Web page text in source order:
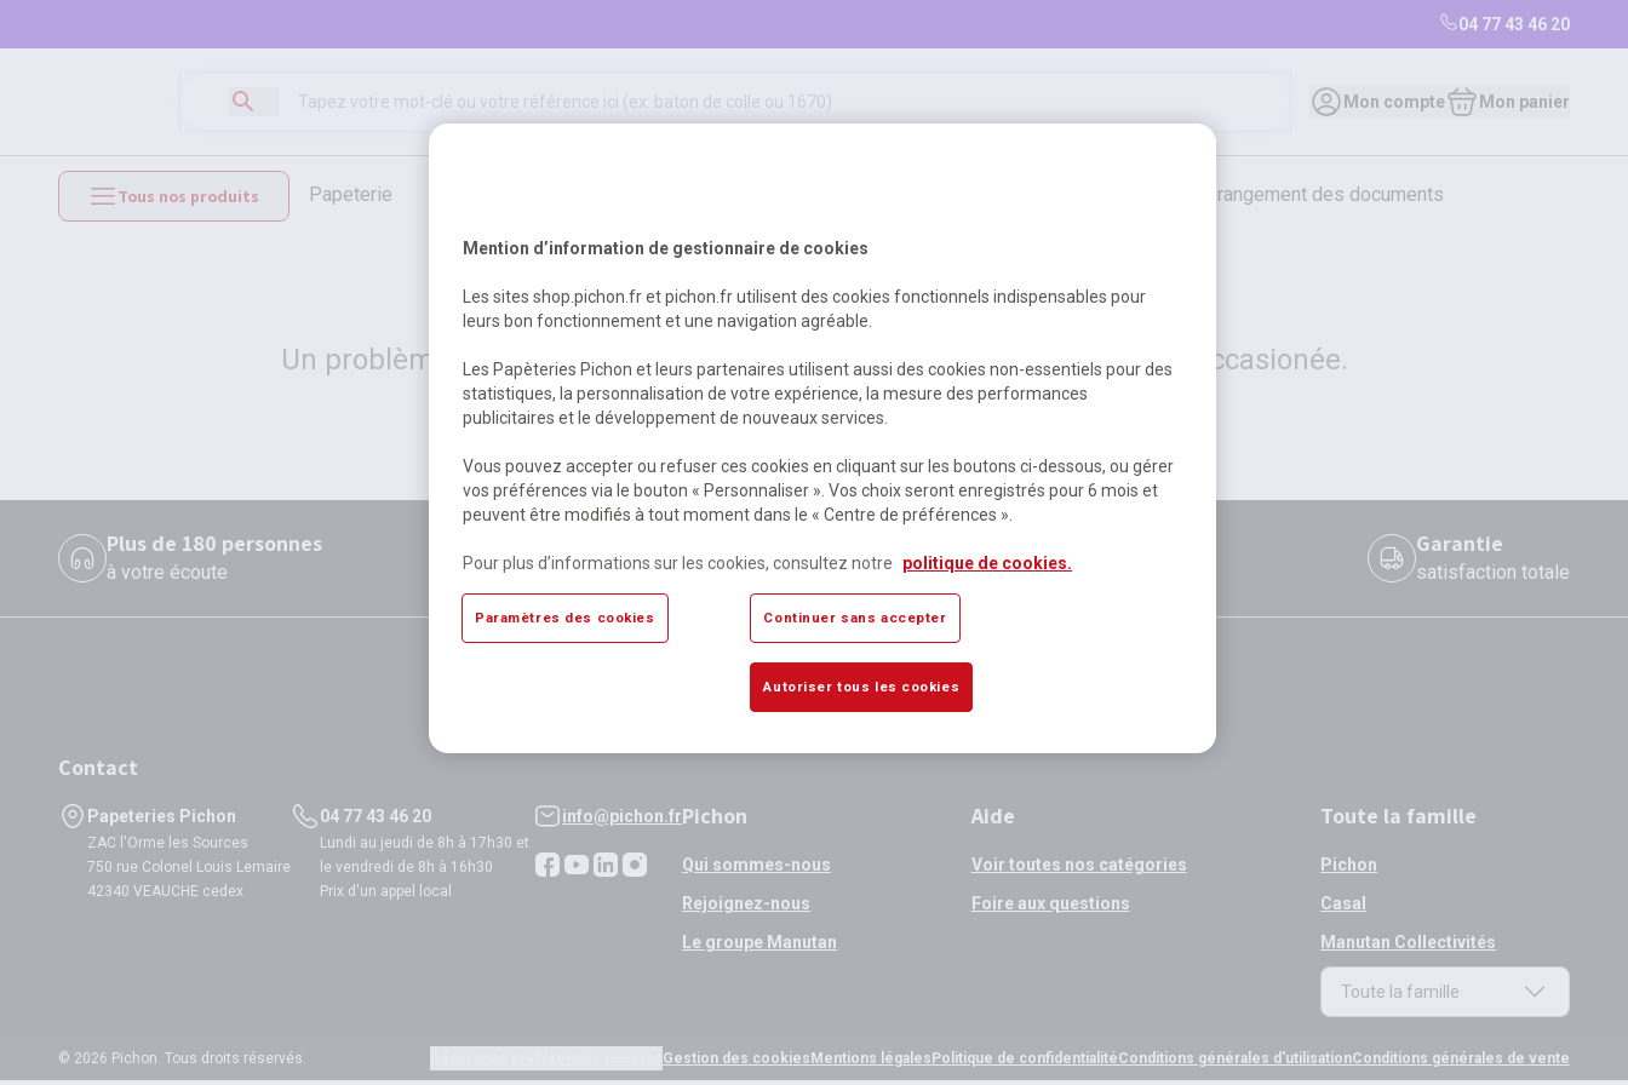
04 77 43 46 20
Mon compte Mon panier
Tous nos produits papeterie bureautique et rangement des documents
mobilier et équipements hygiène, sécurité, 1er secours outils, travaux & entretien
500
Erreur Serveur...
Un problème serveur est survenu. Veuillez nous excuser pour la gêne occasionée.
Retour Retour à l'accueil
Plus de 180 personnes
à votre écoute disponibles si validation avant 12h
Garantie
satisfaction totale
Contact
Papeteries Pichon
ZAC l'Orme les Sources
750 rue Colonel Louis Lemaire
42340 VEAUCHE cedex
04 77 43 46 20
Lundi au jeudi de 8h à 17h30 et
le vendredi de 8h à 16h30
Prix d'un appel local
info@pichon.frPichon
Qui sommes-nous
Rejoignez-nous
Le groupe Manutan
Aide
Voir toutes nos catégories
Foire aux questions
Toute la famille
Pichon
Casal
Manutan Collectivités
Toute la famille
© 2026 Pichon. Tous droits réservés. Gestion des cookies Mentions légales Politique de confidentialitéConditions générales d'utilisationConditions générales de vente
Mention d’information de gestionnaire de cookies
Les sites shop.pichon.fr et pichon.fr utilisent des cookies fonctionnels indispensables pour
leurs bon fonctionnement et une navigation agréable.
Les Papèteries Pichon et leurs partenaires utilisent aussi des cookies non-essentiels pour des
statistiques, la personnalisation de votre expérience, la mesure des performances
publicitaires et le développement de nouveaux services.
Vous pouvez accepter ou refuser ces cookies en cliquant sur les boutons ci-dessous, ou gérer
vos préférences via le bouton « Personnaliser ». Vos choix seront enregistrés pour 6 mois et
peuvent être modifiés à tout moment dans le « Centre de préférences ».
Pour plus d’informations sur les cookies, consultez notre politique de cookies.
Paramètres des cookies Continuer sans accepter
Autoriser tous les cookies